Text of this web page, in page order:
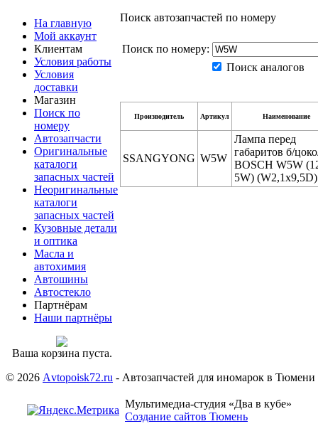
На главную
Мой аккаунт
Клиентам
Условия работы
Условия
доставки
Магазин
Поиск по
номеру
Автозапчасти
Оригинальные
каталоги
запасных частей
Неоригинальные
каталоги
запасных частей
Кузовные детали
и оптика
Масла и
автохимия
Автошины
Автостекло
Партнёрам
Наши партнёры
Ваша корзина пуста.
Поиск автозапчастей по номеру
Поиск по номеру:
Поиск аналогов
Производитель Артикул Наименование
SSANGYONG W5W
Лампа перед
габаритов б/
BOSCH W5W
5W) (W2,1x9,5D)
© 2026 Аvtopoisk72.ru - Автозапчастей для иномарок в Тюмени
Мультимедиа-студия «Два в кубе»
Создание сайтов Тюмень